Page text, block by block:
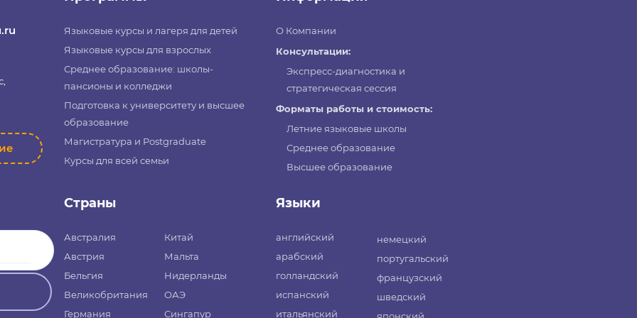
так как прикладное образование обеспечивает
в университеты Нидерландов
НАУЧНО-ИССЛЕДОВАТЕЛЬСКИЕ
курс в престижные research universities, сразу после
так как не совпадают образовательные системы. В
не 11 как у нас. Плюс разница в пройденных предметах,
стандартов, высокая конкуренция. Даже имея
предметам и высокий IELTS, быть зачисленным
это будет отказ и рекомендация пройти 1-2 курса в
Поэтому лучшим вариантом является
подготовки. Они есть годовые (с сентября) и
Языковые курсы и лагеря для детей
Языковые курсы для взрослых
Среднее образование: школы-
пансионы и колледжи
Подготовка к университету и высшее
образование
Магистратура и Postgraduate
Курсы для всей семьи
О Компании
Консультации:
Экспресс-диагностика и
стратегическая сессия
Форматы работы и стоимость:
Летние языковые школы
Среднее образование
Высшее образование
Страны
Австралия
Австрия
Бельгия
Великобритания
Германия
Китай
Мальта
Нидерланды
ОАЭ
Сингапур
Языки
английский
арабский
голландский
испанский
итальянский
немецкий
португальский
французский
шведский